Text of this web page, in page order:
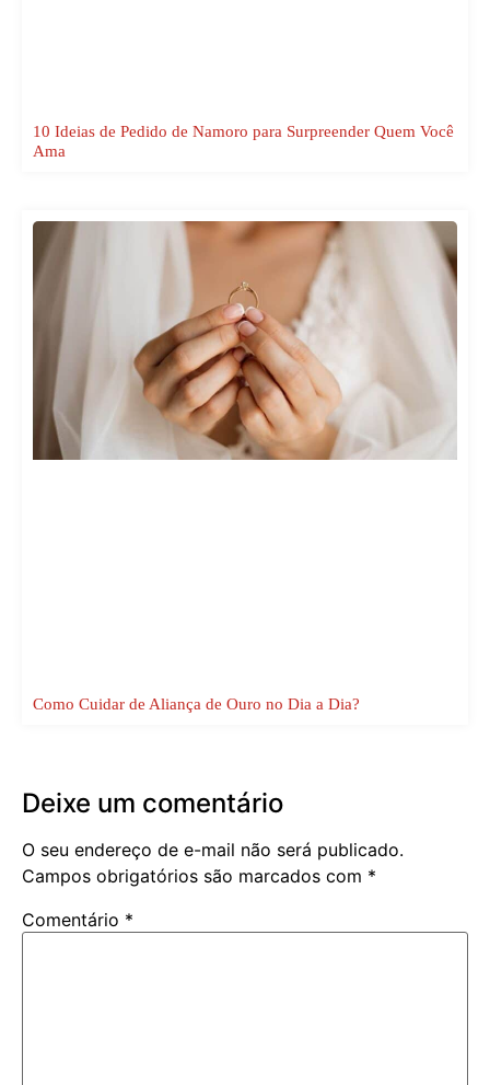
10 Ideias de Pedido de Namoro para Surpreender Quem Você
Ama
Como Cuidar de Aliança de Ouro no Dia a Dia?
Deixe um comentário
O seu endereço de e-mail não será publicado.
Campos obrigatórios são marcados com *
Comentário *